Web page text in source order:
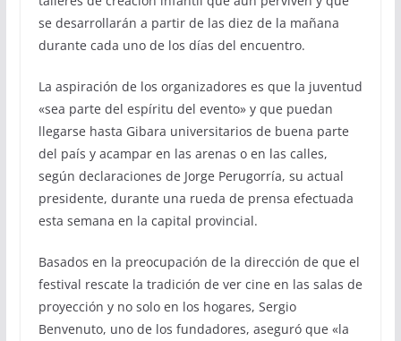
se desarrollarán a partir de las diez de la mañana
durante cada uno de los días del encuentro.
La aspiración de los organizadores es que la juventud
«sea parte del espíritu del evento» y que puedan
llegarse hasta Gibara universitarios de buena parte
del país y acampar en las arenas o en las calles,
según declaraciones de Jorge Perugorría, su actual
presidente, durante una rueda de prensa efectuada
esta semana en la capital provincial.
Basados en la preocupación de la dirección de que el
festival rescate la tradición de ver cine en las salas de
proyección y no solo en los hogares, Sergio
Benvenuto, uno de los fundadores, aseguró que «la